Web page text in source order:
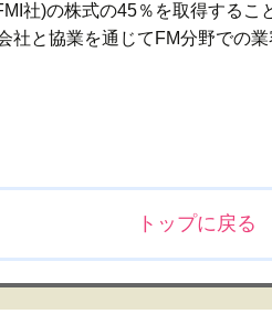
社)の株式の45％を取得する
社と協業を通じてFM分野での
トップに戻る